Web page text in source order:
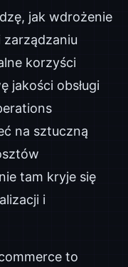
jak wdrożenie
korzyści
jakości obsługi
na sztuczną
tam kryje się
i
to